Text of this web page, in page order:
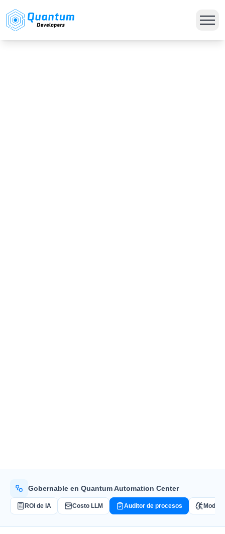
Gobernable en Quantum Automation Center
ROI de IA Costo LLM Auditor de procesos